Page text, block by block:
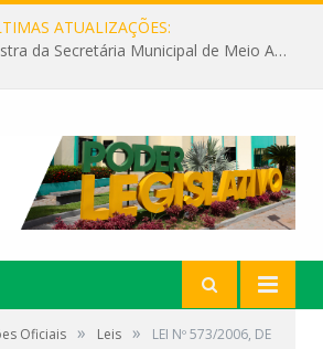
ATUALIZAÇÕES:
Câmara recebe palestra da Secretária Municipal de Meio Ambiente sobre as ações da “SEMANA DO MEIO AMBIENTE”
Oficiais » Leis »
LEI Nº 573/2006, DE